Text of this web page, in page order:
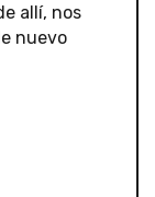
allí, nos
nuevo